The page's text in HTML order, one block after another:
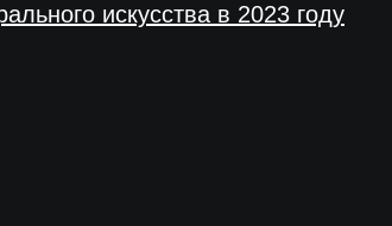
искусства в 2023 году